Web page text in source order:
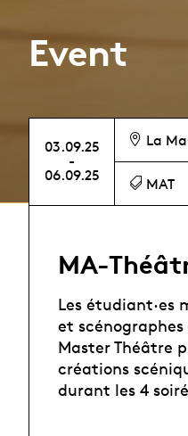
Event
03.09.25
-
06.09.25
La
MAT
MA-
Les étudiant·es
et scénographes
Master Théâtre
créations
durant les 4